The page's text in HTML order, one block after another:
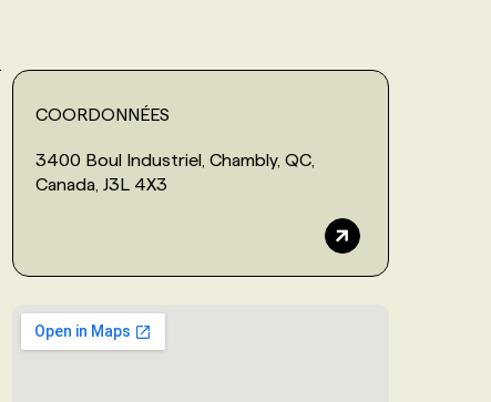
COORDONNÉES
3400 Boul Industriel, Chambly, QC,
Canada, J3L 4X3